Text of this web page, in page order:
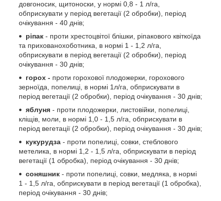
довгоносик, щитоноски, у нормі 0,8 - 1 л/га,
обприскувати у період вегетації (2 обробки), період
очікування - 40 днів;
ріпак - проти хрестоцвітої блішки, ріпакового квіткоїда
та прихованохоботника, в нормі 1 - 1,2 л/га,
обприскувати в період вегетації (2 обробки), період
очікування - 30 днів;
горох - проти горохової плодожерки, горохового
зерноїда, попелиці, в нормі 1л/га, обприскувати в
період вегетації (2 обробки), період очікування - 30 днів;
яблуня - проти плодожерки, листовійки, попелиці,
кліщів, моли, в нормі 1,0 - 1,5 л/га, обприскувати в
період вегетації (2 обробки), період очікування - 30 днів;
кукурудза - проти попелиці, совки, стеблового
метелика, в нормі 1,2 - 1,5 л/га, обприскувати в період
вегетації (1 обробка), період очікування - 30 днів;
соняшник - проти попелиці, совки, медляка, в нормі
1 - 1,5 л/га, обприскувати в період вегетації (1 обробка),
період очікування - 30 днів;